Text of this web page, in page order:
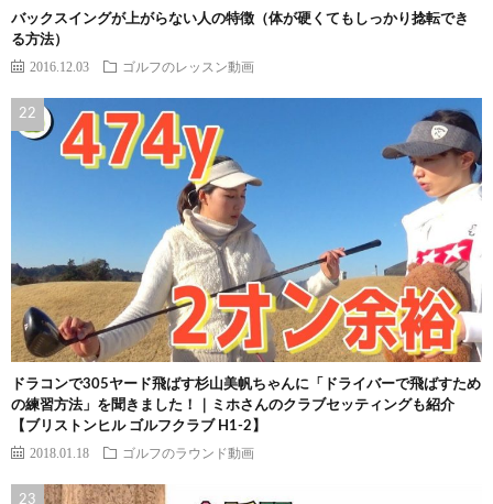
バックスイングが上がらない人の特徴（体が硬くてもしっかり捻転でき
る方法）
2016.12.03 ゴルフのレッスン動画
ドラコンで305ヤード飛ばす杉山美帆ちゃんに「ドライバーで飛ばすため
の練習方法」を聞きました！｜ミホさんのクラブセッティングも紹介
【ブリストンヒル ゴルフクラブ H1-2】
2018.01.18 ゴルフのラウンド動画